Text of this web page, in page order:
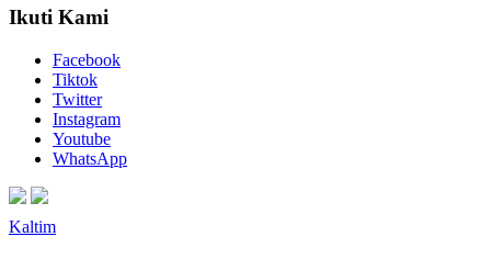
Ikuti Kami
Facebook
Tiktok
Twitter
Instagram
Youtube
WhatsApp
Kaltim